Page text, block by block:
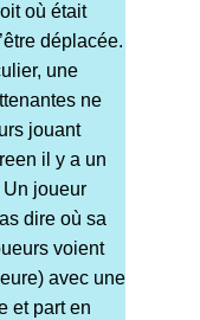
où était
déplacée.
une
ne
jouant
il y a un
joueur
dire où sa
voient
avec une
et part en